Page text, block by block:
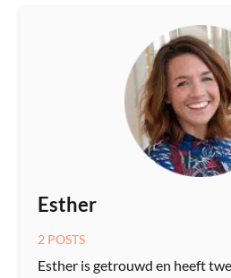
Esther
2 POSTS
Esther is getrouwd en heeft